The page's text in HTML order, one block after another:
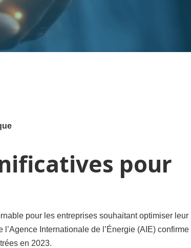
pour
pour les entreprises souhaitant optimiser leur
Internationale de l’Énergie (AIE) confirme
en 2023.